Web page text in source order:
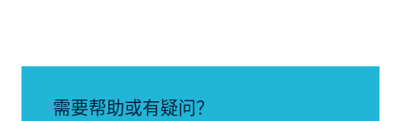
需要帮助或有疑问？